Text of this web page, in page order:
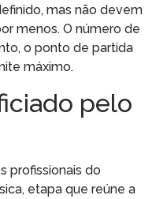
mas não devem
menos. O número de
o ponto de partida
máximo.
pelo
profissionais do
etapa que reúne a